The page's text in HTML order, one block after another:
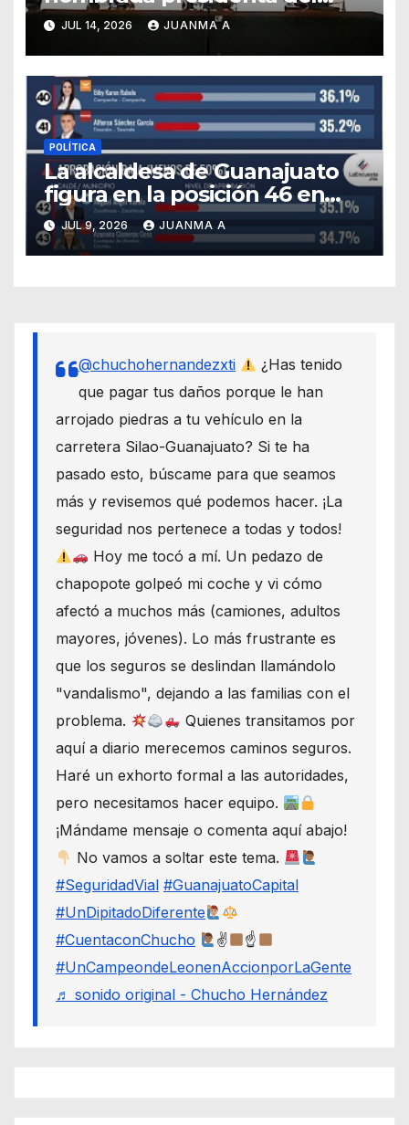
PAN en Guanajuato
JUL 14, 2026 JUANMA A
POLÍTICA
La alcaldesa de Guanajuato
figura en la posición 46 en
ranking nacional
JUL 9, 2026 JUANMA A
@chuchohernandezxti
¿Has tenido
que pagar tus daños porque le han
arrojado piedras a tu vehículo en la
carretera Silao-Guanajuato? Si te ha
pasado esto, búscame para que seamos
más y revisemos qué podemos hacer. ¡La
seguridad nos pertenece a todas y todos!
Hoy me tocó a mí. Un pedazo de
chapopote golpeó mi coche y vi cómo
afectó a muchos más (camiones, adultos
mayores, jóvenes). Lo más frustrante es
que los seguros se deslindan llamándolo
"vandalismo", dejando a las familias con el
problema.
Quienes transitamos por
aquí a diario merecemos caminos seguros.
Haré un exhorto formal a las autoridades,
pero necesitamos hacer equipo.
¡Mándame mensaje o comenta aquí abajo!
No vamos a soltar este tema.
#SeguridadVial #GuanajuatoCapital
#UnDipitadoDiferente
#CuentaconChucho
✌
☝
#UnCampeondeLeonenAccionporLaGente
♬ sonido original - Chucho Hernández